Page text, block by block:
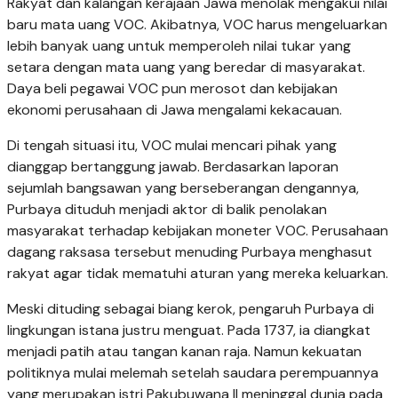
baru mata uang VOC. Akibatnya, VOC harus mengeluarkan
lebih banyak uang untuk memperoleh nilai tukar yang
setara dengan mata uang yang beredar di masyarakat.
Daya beli pegawai VOC pun merosot dan kebijakan
ekonomi perusahaan di Jawa mengalami kekacauan.
Di tengah situasi itu, VOC mulai mencari pihak yang
dianggap bertanggung jawab. Berdasarkan laporan
sejumlah bangsawan yang berseberangan dengannya,
Purbaya dituduh menjadi aktor di balik penolakan
masyarakat terhadap kebijakan moneter VOC. Perusahaan
dagang raksasa tersebut menuding Purbaya menghasut
rakyat agar tidak mematuhi aturan yang mereka keluarkan.
Meski dituding sebagai biang kerok, pengaruh Purbaya di
lingkungan istana justru menguat. Pada 1737, ia diangkat
menjadi patih atau tangan kanan raja. Namun kekuatan
politiknya mulai melemah setelah saudara perempuannya
yang merupakan istri Pakubuwana II meninggal dunia pada